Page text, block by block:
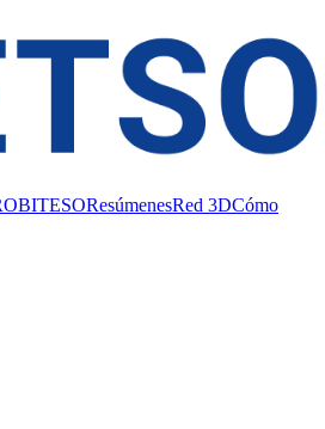
BITESOResúmenesRed 3DCómo